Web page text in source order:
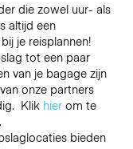
die zowel uur- als
altijd een
je reisplannen!
tot een paar
van je bagage zijn
onze partners
Klik hierom te
bieden